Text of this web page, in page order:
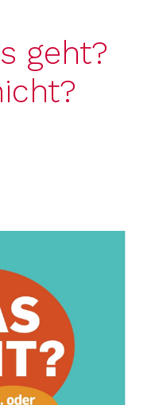
geht?